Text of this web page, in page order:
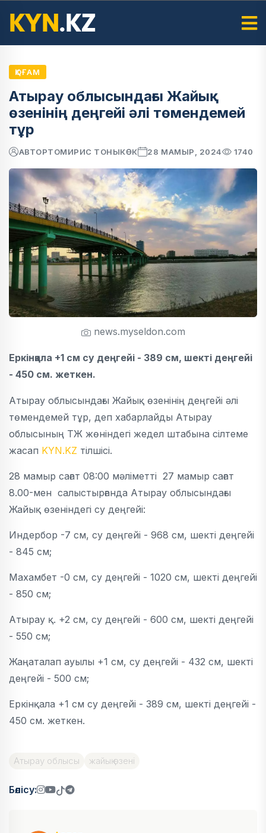
ҚОҒАМ
Атырау облысындағы Жайық
өзенінің деңгейі әлі төмендемей
тұр
АВТОРТОМИРИС ТОНЫКӨК 28 МАМЫР, 2024 1740
news.myseldon.com
Еркінқала +1 см су деңгейі - 389 см, шекті деңгейі
- 450 см. жеткен.
Атырау облысындағы Жайық өзенінің деңгейі әлі
төмендемей тұр, деп хабарлайды Атырау
облысының ТЖ жөніндегі жедел штабына сілтеме
жасап KYN.KZ тілшісі.
28 мамыр сағат 08:00 мәліметті 27 мамыр сағат
8.00-мен салыстырғанда Атырау облысындағы
Жайық өзеніндегі су деңгейі:
Индербор -7 см, су деңгейі - 968 см, шекті деңгейі
- 845 см;
Махамбет -0 см, су деңгейі - 1020 см, шекті деңгейі
- 850 см;
Атырау қ. +2 см, су деңгейі - 600 см, шекті деңгейі
- 550 см;
Жаңаталап ауылы +1 см, су деңгейі - 432 см, шекті
деңгейі - 500 см;
Еркінқала +1 см су деңгейі - 389 см, шекті деңгейі -
450 см. жеткен.
Атырау облысы жайық өзені
Бөлісу: